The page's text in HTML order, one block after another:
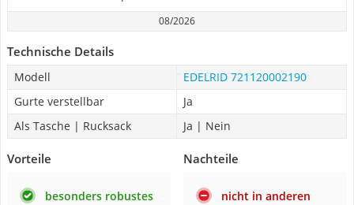
08/2026
Technische Details
Modell
EDELRID 721120002190
Gurte verstellbar
Ja
Als Tasche | Rucksack
Ja | Nein
Vorteile
besonders robustes
Nachteile
nicht in anderen